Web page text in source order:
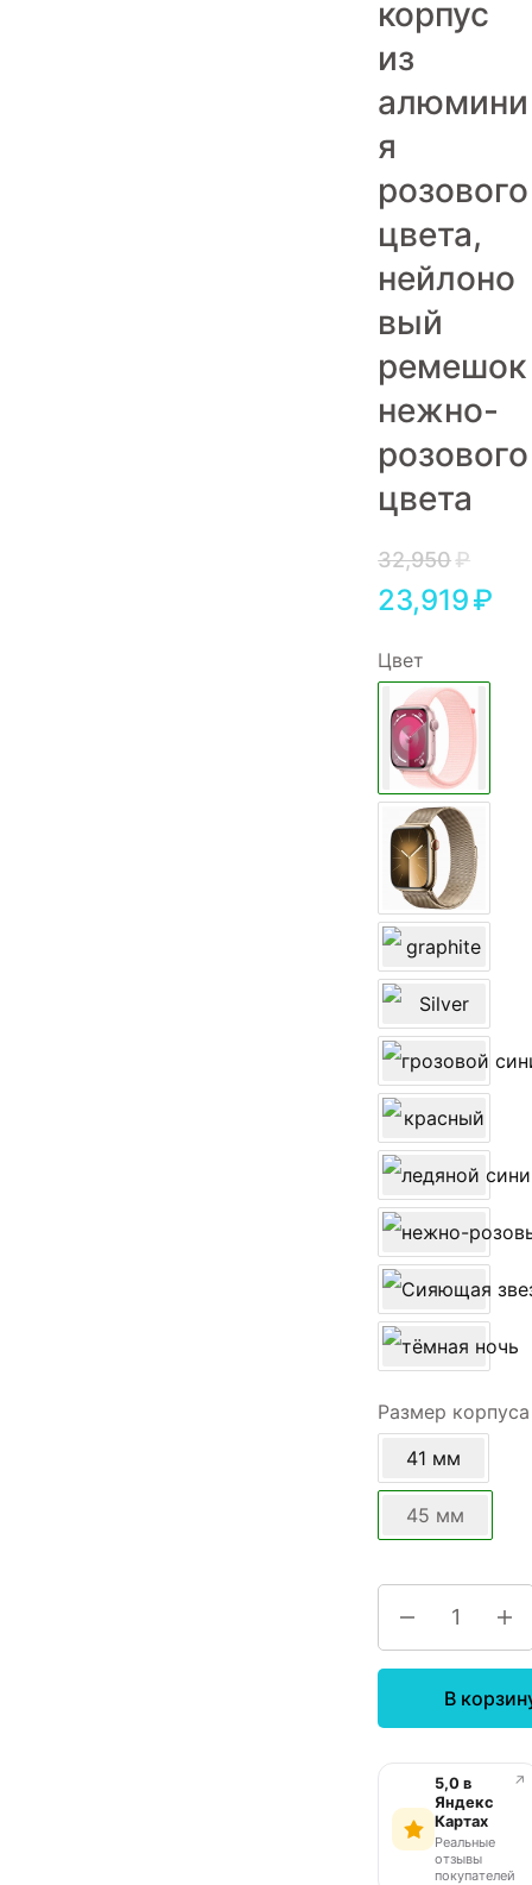
корпус
из
алюмини
я
розового
цвета,
нейлоно
вый
ремешок
нежно-
розового
цвета
32,950₽
23,919₽
Цвет
Размер корпуса
41 мм
45 мм
В
5,0 в
Яндекс
Картах
Реальные
отзывы
покупателей
↗